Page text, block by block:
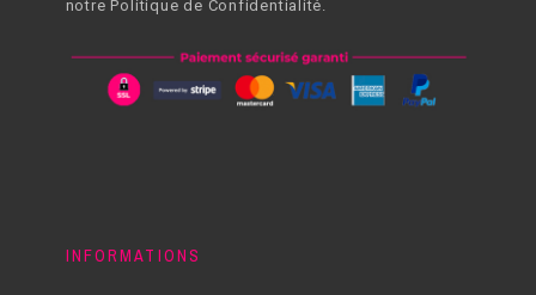
notre Politique de Confidentialité.
INFORMATIONS